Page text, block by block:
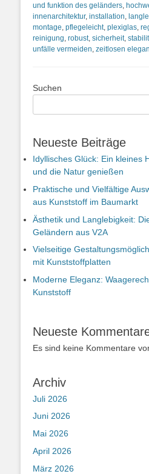
und funktion des geländers,
innenarchitektur, installation,
montage, pflegeleicht, plexiglas,
reinigung, robust, sicherheit,
unfälle vermeiden, zeitlosen
Suchen
Neueste Beiträge
Idyllisches Glück: Ein kleines
und die Natur genießen
Praktische und Vielfältige
aus Kunststoff im Baumarkt
Ästhetik und Langlebigkeit:
Geländern aus V2A
Vielseitige
mit Kunststoffplatten
Moderne Eleganz:
Kunststoff
Neueste
Es sind keine Kommentare
Archiv
Juli 2026
Juni 2026
Mai 2026
April 2026
März 2026